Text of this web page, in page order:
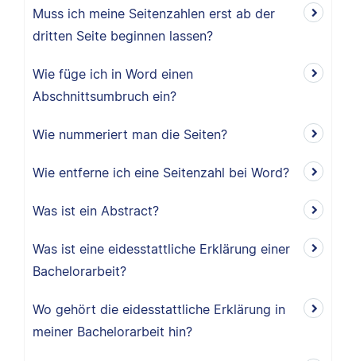
Muss ich meine Seitenzahlen erst ab der
dritten Seite beginnen lassen?
Wie füge ich in Word einen
Abschnittsumbruch ein?
Wie nummeriert man die Seiten?
Wie entferne ich eine Seitenzahl bei Word?
Was ist ein Abstract?
Was ist eine eidesstattliche Erklärung einer
Bachelorarbeit?
Wo gehört die eidesstattliche Erklärung in
meiner Bachelorarbeit hin?